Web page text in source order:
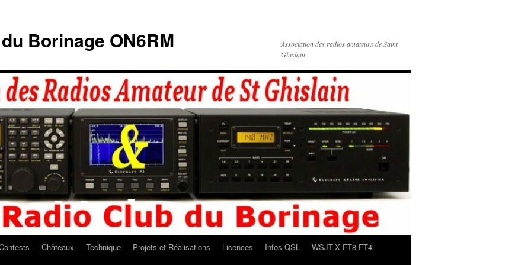
Borinage ON6RM
Association des radios amateurs de Saint
Ghislain
Châteaux Technique Projets et Réalisations Licences Infos QSL
WSJT-X FT8-FT4